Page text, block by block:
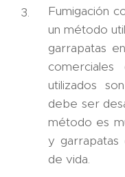
Fumigación
un método
garrapatas
utilizados
debe ser
método es
y garrapatas
de vida.